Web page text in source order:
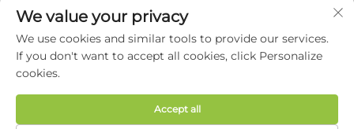
We value your privacy
We use cookies and similar tools to provide our services.
If you don't want to accept all cookies, click Personalize
cookies.
Accept all